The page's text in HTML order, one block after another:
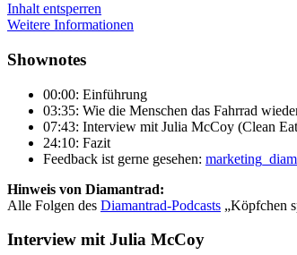
Inhalt entsperren
Weitere Informationen
Shownotes
00:00: Einführung
03:35: Wie die Menschen das Fahrrad
07:43: Interview mit Julia McCoy (Clean
24:10: Fazit
Feedback ist gerne gesehen:
Hinweis von Diamantrad:
Alle Folgen des Diamantrad-Podcasts „Köpfchen
Interview mit Julia McCoy